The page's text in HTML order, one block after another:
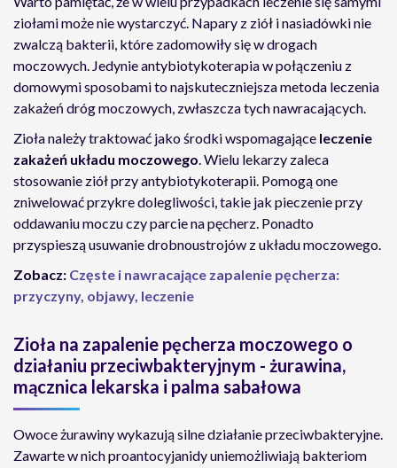
ziołami może nie wystarczyć. Napary z ziół i nasiadówki nie
zwalczą bakterii, które zadomowiły się w drogach
moczowych. Jedynie antybiotykoterapia w połączeniu z
domowymi sposobami to najskuteczniejsza metoda leczenia
zakażeń dróg moczowych, zwłaszcza tych nawracających.
Zioła należy traktować jako środki wspomagające leczenie
zakażeń układu moczowego. Wielu lekarzy zaleca
stosowanie ziół przy antybiotykoterapii. Pomogą one
zniwelować przykre dolegliwości, takie jak pieczenie przy
oddawaniu moczu czy parcie na pęcherz. Ponadto
przyspieszą usuwanie drobnoustrojów z układu moczowego.
Zobacz: Częste i nawracające zapalenie pęcherza:
przyczyny, objawy, leczenie
Zioła na zapalenie pęcherza moczowego o
działaniu przeciwbakteryjnym - żurawina,
mącznica lekarska i palma sabałowa
Owoce żurawiny wykazują silne działanie przeciwbakteryjne.
Zawarte w nich proantocyjanidy uniemożliwiają bakteriom